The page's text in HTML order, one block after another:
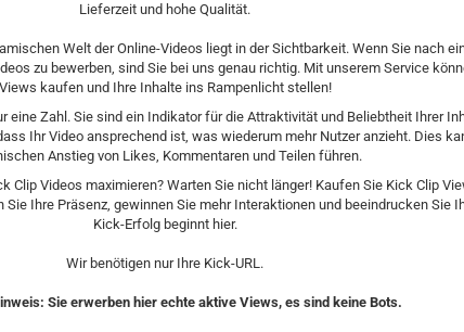
Lieferzeit und hohe Qualität.
Welt der Online-Videos liegt in der Sichtbarkeit. Wenn Sie nach
zu bewerben, sind Sie bei uns genau richtig. Mit unserem Service
Views kaufen und Ihre Inhalte ins Rampenlicht stellen!
eine Zahl. Sie sind ein Indikator für die Attraktivität und Beliebtheit Ihrer
Ihr Video ansprechend ist, was wiederum mehr Nutzer anzieht. Dies
Anstieg von Likes, Kommentaren und Teilen führen.
Clip Videos maximieren? Warten Sie nicht länger! Kaufen Sie Kick Clip
Sie Ihre Präsenz, gewinnen Sie mehr Interaktionen und beeindrucken Sie
Kick-Erfolg beginnt hier.
Wir benötigen nur Ihre Kick-URL.
Sie erwerben hier echte aktive Views, es sind keine Bots.